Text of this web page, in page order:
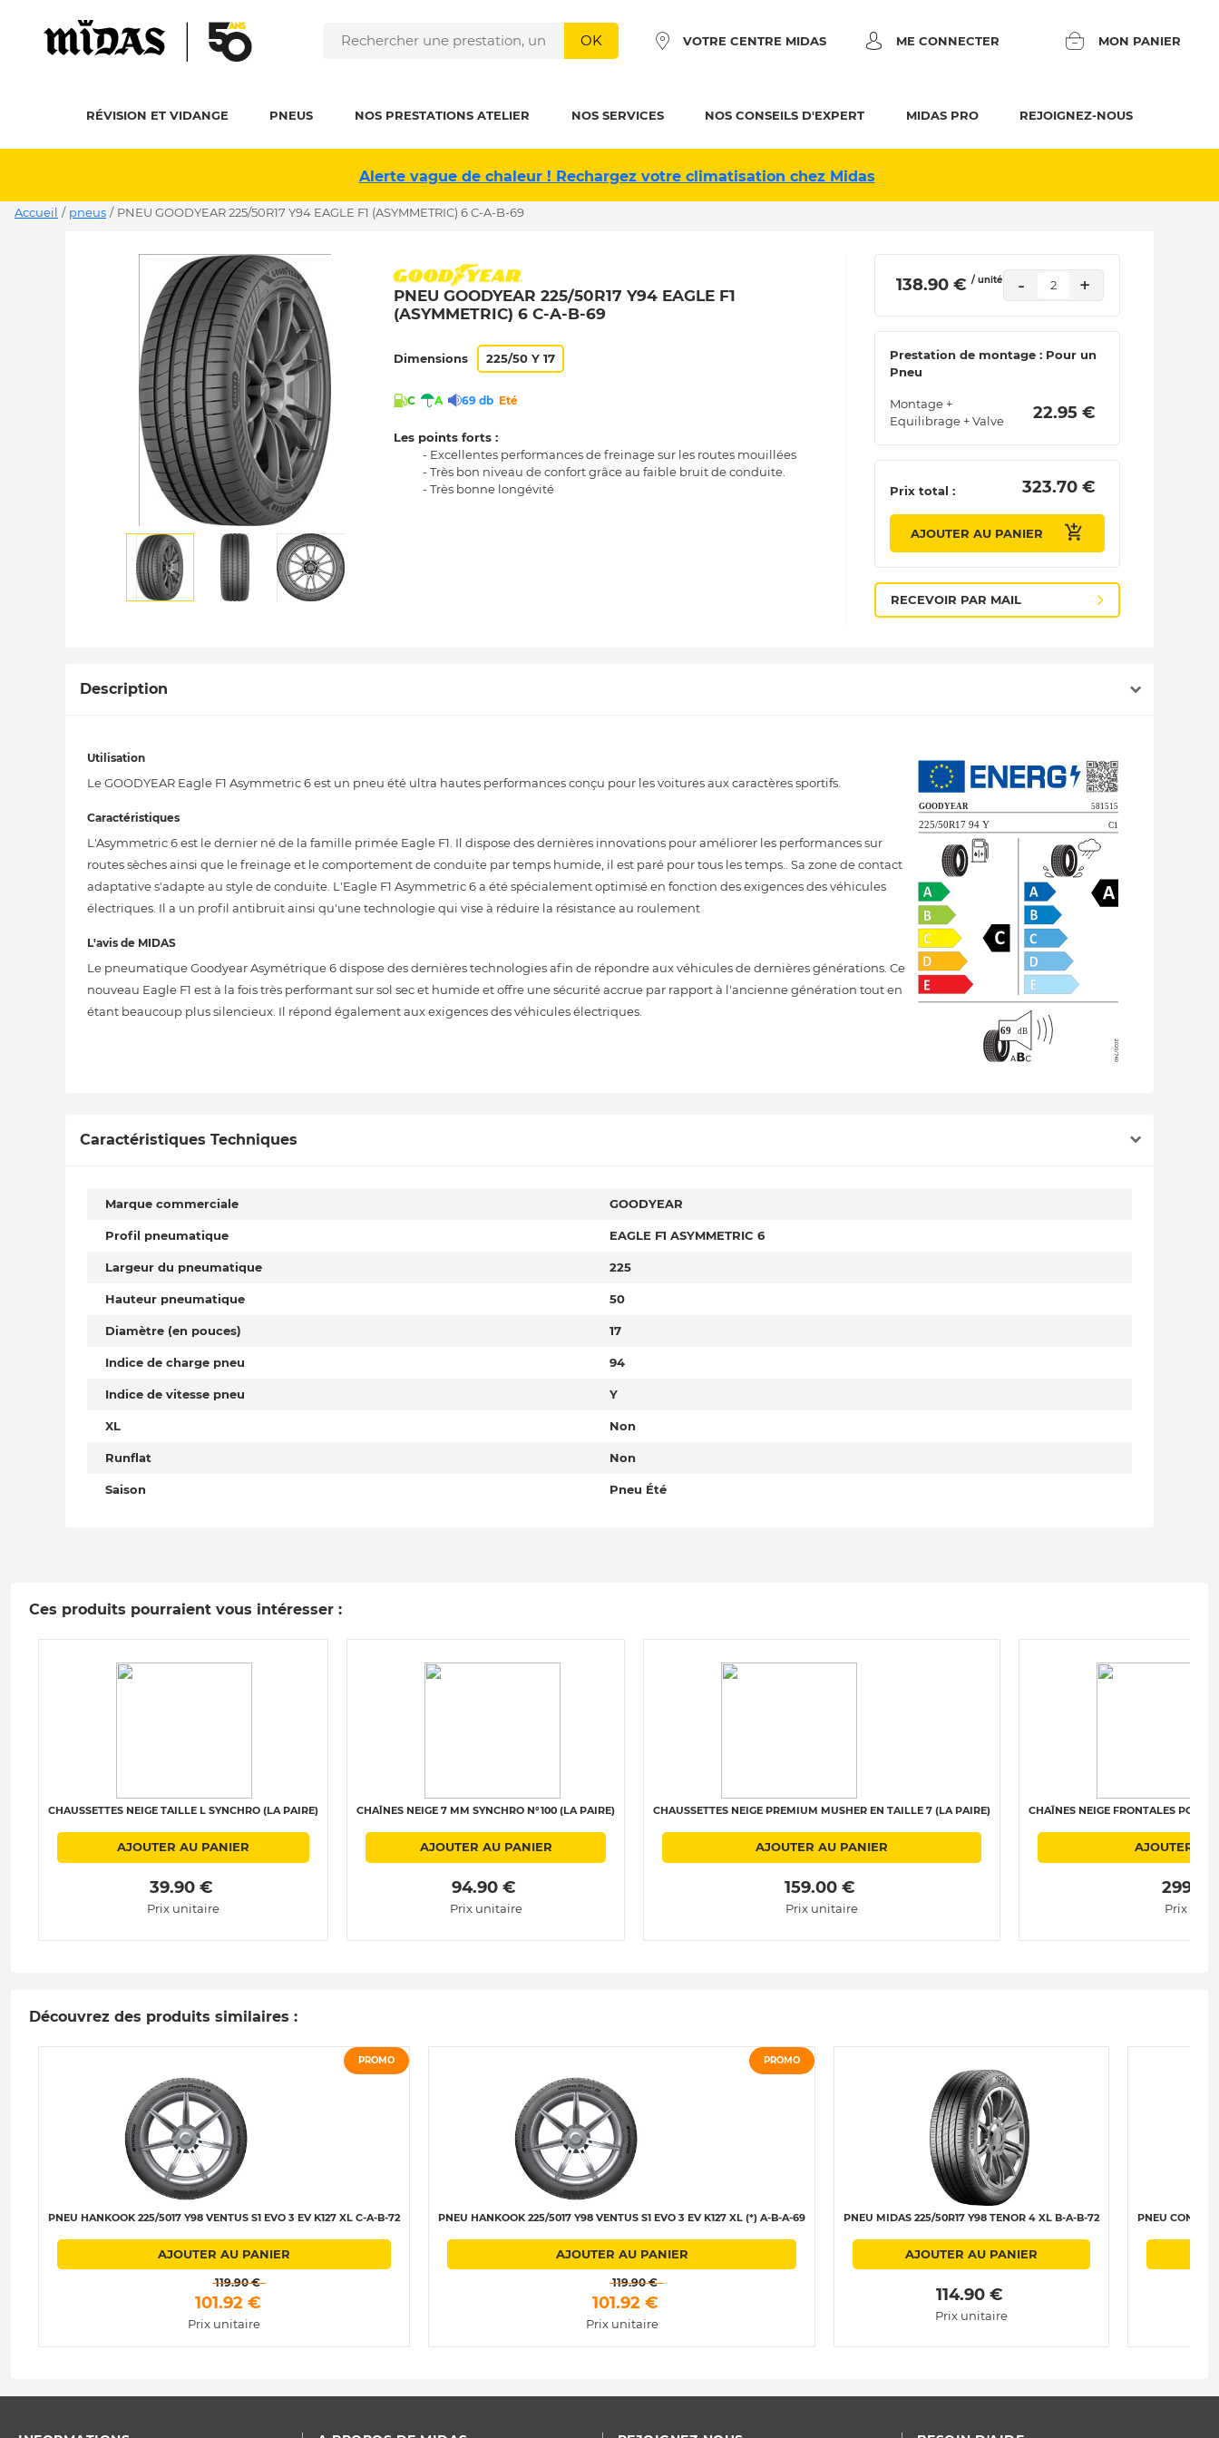
OK VOTRE CENTRE MIDAS ME CONNECTER MON PANIER
RÉVISION ET VIDANGE PNEUS NOS PRESTATIONS ATELIER NOS SERVICES NOS CONSEILS D'EXPERT MIDAS PRO REJOIGNEZ-NOUS
Alerte vague de chaleur ! Rechargez votre climatisation chez Midas
Accueil / pneus / PNEU GOODYEAR 225/50R17 Y94 EAGLE F1 (ASYMMETRIC) 6 C-A-B-69
PNEU GOODYEAR 225/50R17 Y94 EAGLE F1
(ASYMMETRIC) 6 C-A-B-69
Dimensions 225/50 Y 17
C A 69 db Eté
Les points forts :
- Excellentes performances de freinage sur les routes mouillées
- Très bon niveau de confort grâce au faible bruit de conduite.
- Très bonne longévité
138.90 € / unité - 2 +
Prestation de montage : Pour un
Pneu
Montage +
Equilibrage + Valve
22.95 €
Prix total : 323.70 €
AJOUTER AU PANIER
RECEVOIR PAR MAIL
Description
Utilisation
Le GOODYEAR Eagle F1 Asymmetric 6 est un pneu été ultra hautes performances conçu pour les voitures aux caractères sportifs.
Caractéristiques
L'Asymmetric 6 est le dernier né de la famille primée Eagle F1. Il dispose des dernières innovations pour améliorer les performances sur
routes sèches ainsi que le freinage et le comportement de conduite par temps humide, il est paré pour tous les temps.. Sa zone de contact
adaptative s'adapte au style de conduite. L'Eagle F1 Asymmetric 6 a été spécialement optimisé en fonction des exigences des véhicules
électriques. Il a un profil antibruit ainsi qu'une technologie qui vise à réduire la résistance au roulement
L'avis de MIDAS
Le pneumatique Goodyear Asymétrique 6 dispose des dernières technologies afin de répondre aux véhicules de dernières générations. Ce
nouveau Eagle F1 est à la fois très performant sur sol sec et humide et offre une sécurité accrue par rapport à l'ancienne génération tout en
étant beaucoup plus silencieux. Il répond également aux exigences des véhicules électriques.
Caractéristiques Techniques
Marque commerciale GOODYEAR
Profil pneumatique EAGLE F1 ASYMMETRIC 6
Largeur du pneumatique 225
Hauteur pneumatique 50
Diamètre (en pouces) 17
Indice de charge pneu 94
Indice de vitesse pneu Y
XL Non
Runflat Non
Saison Pneu Été
Ces produits pourraient vous intéresser :
CHAUSSETTES NEIGE TAILLE L SYNCHRO (LA PAIRE)
AJOUTER AU PANIER
39.90 €
Prix unitaire
CHAÎNES NEIGE 7 MM SYNCHRO N°100 (LA PAIRE)
AJOUTER AU PANIER
94.90 €
Prix unitaire
CHAUSSETTES NEIGE PREMIUM MUSHER EN TAILLE 7 (LA PAIRE)
AJOUTER AU PANIER
159.00 €
Prix unitaire
CHAÎNES NEIGE FRONTALES
AJOUTER
Prix
Découvrez des produits similaires :
PROMO
PNEU HANKOOK 225/5017 Y98 VENTUS S1 EVO 3 EV K127 XL C-A-B-72
AJOUTER AU PANIER
119.90 €
101.92 €
Prix unitaire
PROMO
PNEU HANKOOK 225/5017 Y98 VENTUS S1 EVO 3 EV K127 XL (*) A-B-A-69
AJOUTER AU PANIER
119.90 €
101.92 €
Prix unitaire
PNEU MIDAS 225/50R17 Y98 TENOR 4 XL B-A-B-72
AJOUTER AU PANIER
114.90 €
Prix unitaire
PNEU